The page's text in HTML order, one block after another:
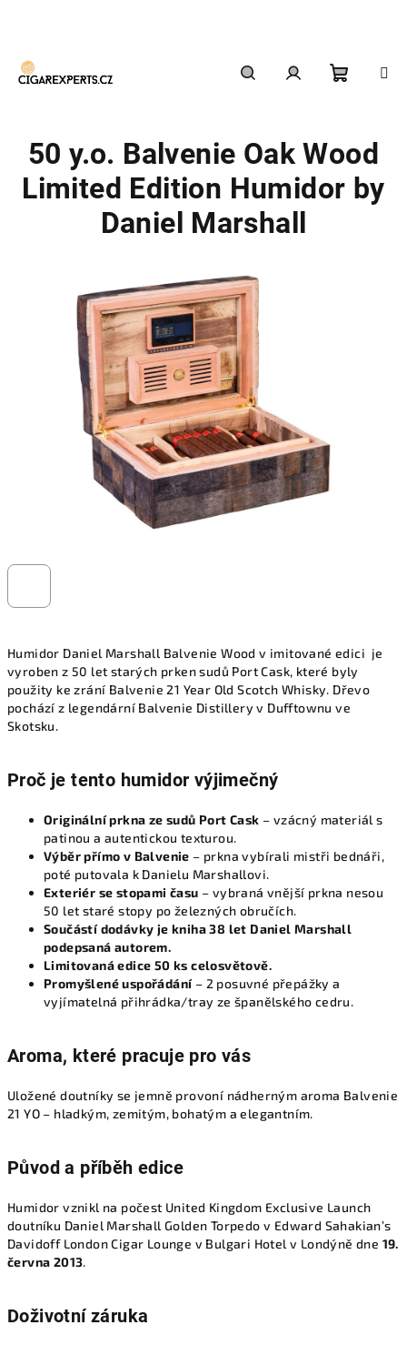
košík
Humidor Daniel Marshall Balvenie Wood v imitované edici je
vyroben z 50 let starých prken sudů Port Cask, které byly
použity ke zrání Balvenie 21 Year Old Scotch Whisky. Dřevo
pochází z legendární Balvenie Distillery v Dufftownu ve
Skotsku.
Proč je tento humidor výjimečný
Originální prkna ze sudů Port Cask – vzácný materiál s
patinou a autentickou texturou.
Výběr přímo v Balvenie – prkna vybírali mistři bednáři,
poté putovala k Danielu Marshallovi.
Exteriér se stopami času – vybraná vnější prkna nesou
50 let staré stopy po železných obručích.
Součástí dodávky je kniha 38 let Daniel Marshall
podepsaná autorem.
Limitovaná edice 50 ks celosvětově.
Promyšlené uspořádání– 2 posuvné přepážky a
vyjímatelná přihrádka/tray ze španělského cedru.
Aroma, které pracuje pro vás
Uložené doutníky se jemně provoní nádherným aroma Balvenie
21 YO – hladkým, zemitým, bohatým a elegantním.
Původ a příběh edice
Humidor vznikl na počest United Kingdom Exclusive Launch
doutníku Daniel Marshall Golden Torpedo v Edward Sahakian’s
Davidoff London Cigar Lounge v Bulgari Hotel v Londýně dne 19.
června 2013.
Doživotní záruka
50 y.o. Balvenie Oak Wood
Limited Edition Humidor by
Daniel Marshall